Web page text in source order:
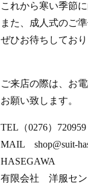
これから寒い季節
また、成人式のご
ぜひお待ちしており
ご来店の際は、お
お願い致します。
TEL（0276）720959
MAIL shop@suit-
HASEGAWA
有限会社 洋服セン